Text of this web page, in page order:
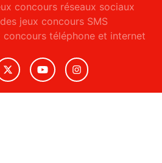
concours réseaux sociaux
jeux concours SMS
concours téléphone et internet